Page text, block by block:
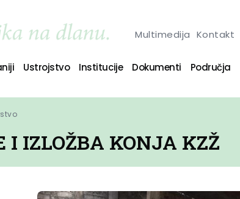
Multimedija Kontakt
Ustrojstvo Institucije Dokumenti Područja
I IZLOŽBA KONJA KZŽ